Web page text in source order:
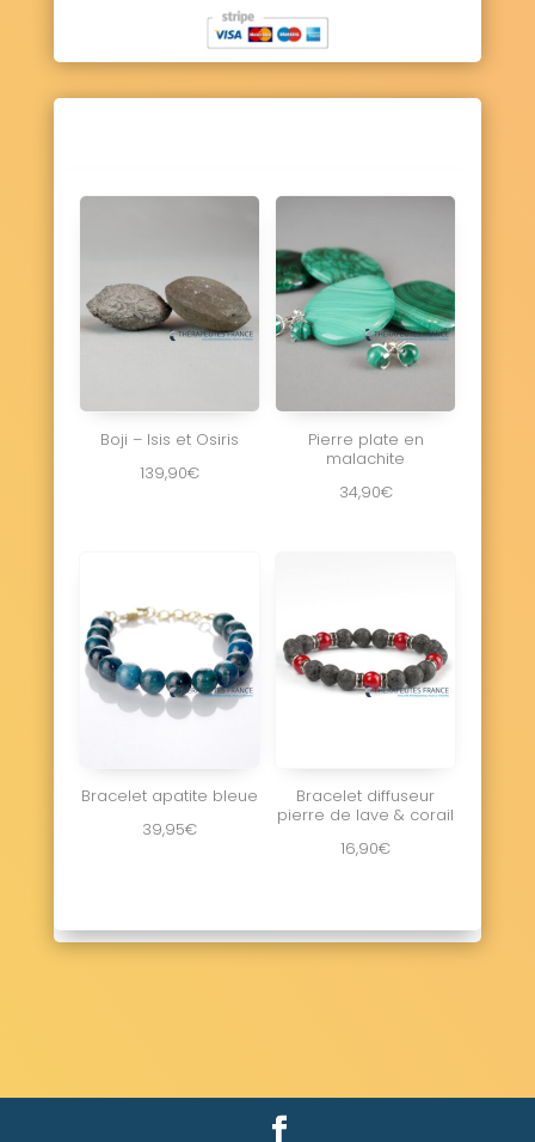
Boji – Isis et Osiris
139,90€
Pierre plate en
malachite
34,90€
Bracelet apatite bleue
39,95€
Bracelet diffuseur
pierre de lave & corail
16,90€